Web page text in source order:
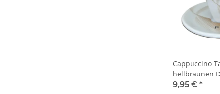
Cappuccino
hellbraunen
Unterteller
9,95 € *